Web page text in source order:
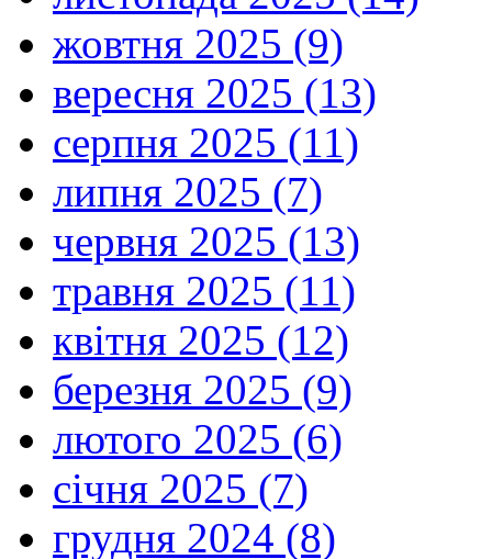
жовтня 2025 (9)
вересня 2025 (13)
серпня 2025 (11)
липня 2025 (7)
червня 2025 (13)
травня 2025 (11)
квітня 2025 (12)
березня 2025 (9)
лютого 2025 (6)
січня 2025 (7)
грудня 2024 (8)